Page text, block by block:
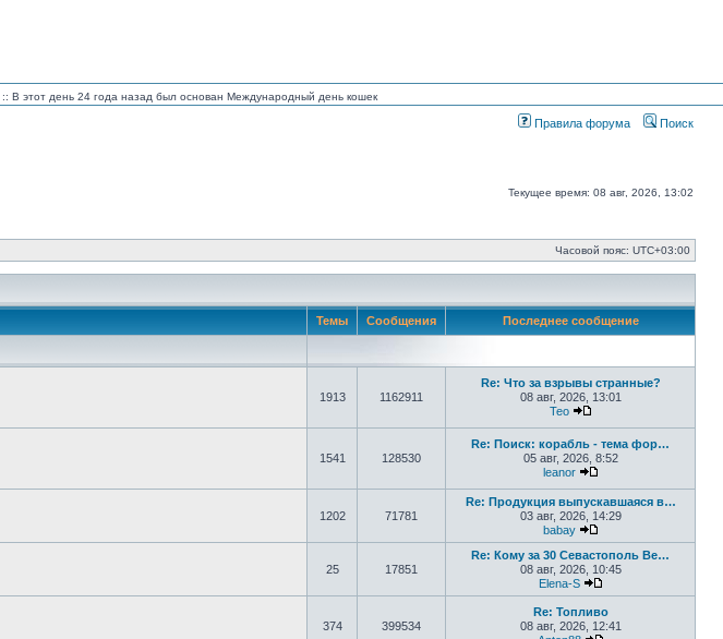
:: В этот день 24 года назад был основан Международный день кошек
Правила форума Поиск
Текущее время: 08 авг, 2026, 13:02
Часовой пояс: UTC+03:00
Темы Сообщения Последнее сообщение
1913 1162911
Re: Что за взрывы странные?
08 авг, 2026, 13:01
Тео
1541 128530
Re: Поиск: корабль - тема фор…
05 авг, 2026, 8:52
leanor
1202 71781
Re: Продукция выпускавшаяся в…
03 авг, 2026, 14:29
babay
Перейти к
25 17851
Re: Кому за 30 Севастополь Ве…
08 авг, 2026, 10:45
Elena-S
Перейти к
374 399534
Re: Топливо
08 авг, 2026, 12:41